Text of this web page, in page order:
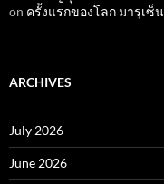
on ครั้งแรกของโลก มารุเ
ARCHIVES
July 2026
June 2026